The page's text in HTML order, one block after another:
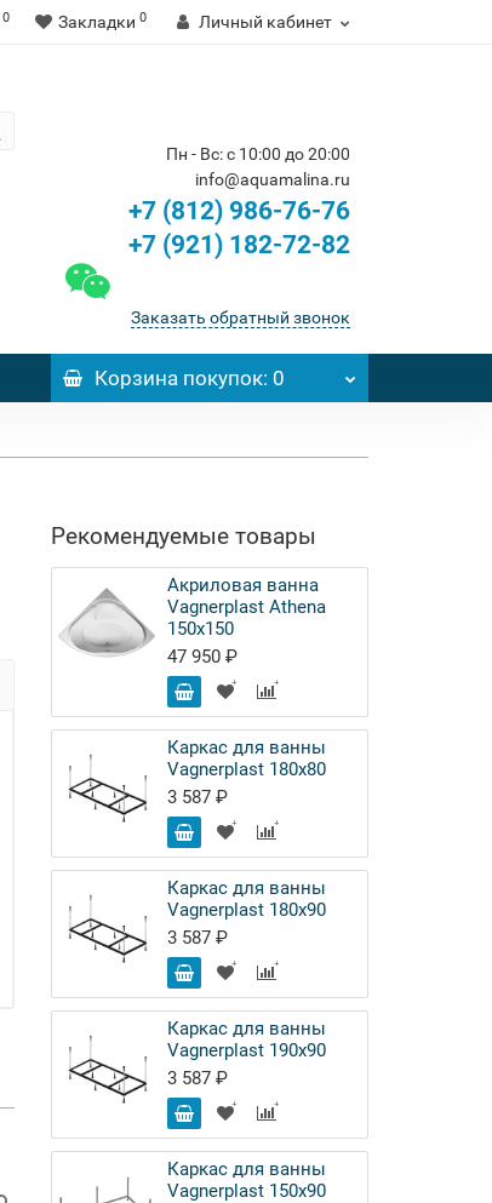
0 Закладки 0 Личный кабинет
Пн - Вс: с 10:00 до 20:00
info@aquamalina.ru
+7 (812) 986-76-76
+7 (921) 182-72-82
Заказать обратный звонок
Корзинапокупок: 0
Рекомендуемые товары
Акриловая ванна
Vagnerplast Athena
150x150
47 950 ₽
Каркас для ванны
Vagnerplast 180х80
3 587 ₽
Каркас для ванны
Vagnerplast 180х90
3 587 ₽
Каркас для ванны
Vagnerplast 190х90
3 587 ₽
Каркас для ванны
Vagnerplast 150х90